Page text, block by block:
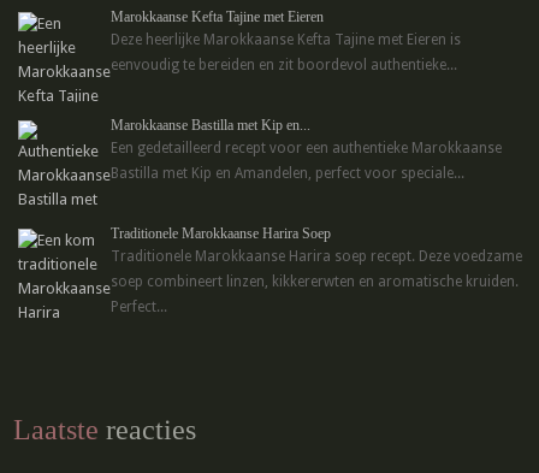
Marokkaanse Kefta Tajine met Eieren
Deze heerlijke Marokkaanse Kefta Tajine met Eieren is
eenvoudig te bereiden en zit boordevol authentieke...
Marokkaanse Bastilla met Kip en...
Een gedetailleerd recept voor een authentieke Marokkaanse
Bastilla met Kip en Amandelen, perfect voor speciale...
Traditionele Marokkaanse Harira Soep
Traditionele Marokkaanse Harira soep recept. Deze voedzame
soep combineert linzen, kikkererwten en aromatische kruiden.
Perfect...
Laatste reacties